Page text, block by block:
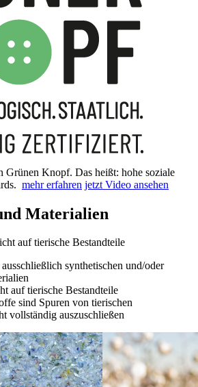
Grünen Knopf. Das heißt: hohe soziale
mehr erfahren jetzt Video ansehen
Materialien
auf tierische Bestandteile
synthetischen und/oder
auf tierische Bestandteile
sind Spuren von tierischen
vollständig auszuschließen